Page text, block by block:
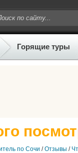
Горящие туры
по Сочи /Отзывы /